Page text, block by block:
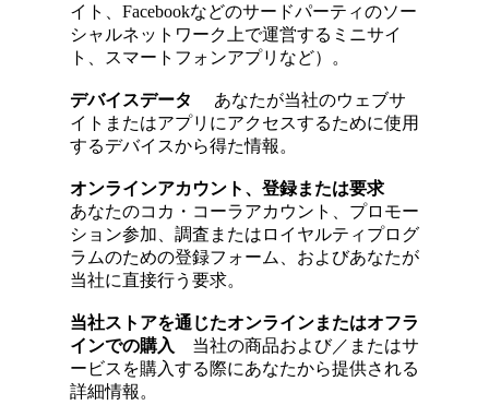
イト、Facebookなどのサードパーティのソー
シャルネットワーク上で運営するミニサイ
ト、スマートフォンアプリなど）。
デバイスデータ
あなたが当社のウェブサ
イトまたはアプリにアクセスするために使用
するデバイスから得た情報。
オンラインアカウント、登録または要求
あなたのコカ・コーラアカウント、プロモー
ション参加、調査またはロイヤルティプログ
ラムのための登録フォーム、およびあなたが
当社に直接行う要求。
当社ストアを通じたオンラインまたはオフラ
インでの購入
当社の商品および／またはサ
ービスを購入する際にあなたから提供される
詳細情報。